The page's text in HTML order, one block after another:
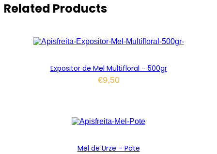
Related Products
Expositor de Mel Multifloral – 500gr
€9,50
Mel de Urze – Pote